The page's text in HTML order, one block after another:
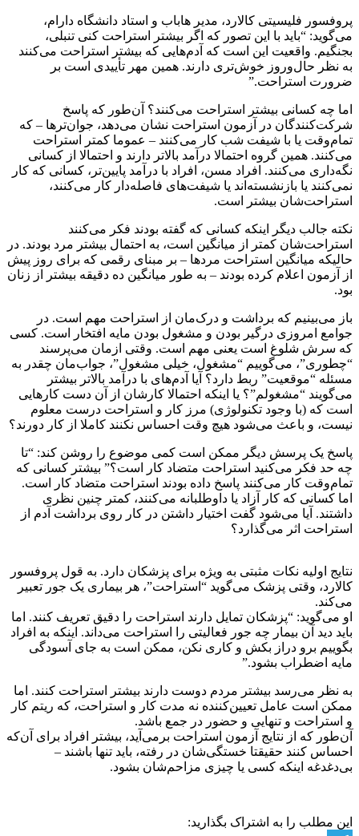
پروفسور فلیسیتی کالارد، مدیر هاباب و استاد دانشگاه دارام،
می‌گوید: “باید با این تصور که اگر بیشتر استراحت کنی تنبلی،
بجنگیم. واقعیت این است که آدم‌هایی که بیشتر استراحت می‌کنند
به نظر حال‌وروز خوش‌تری دارند. همین مهر تأییدی است بر
ضرورت استراحت.”
اما چه کسانی بیشتر استراحت می‌کنند؟ آن‌طور که پاسخ
شرکت‌کنندگان در آزمون استراحت نشان می‌دهد، جوان‌ترها – که
تمام‌وقت یا با شیفت شب کار می‌کنند – عموما کمتر استراحت
می‌کنند. همین گروه احتمالا درآمد بالاتر دارند و احتمالا از کسانی
نگه‌داری می‌کنند. افراد مسن، افراد با درآمد پایین‌تر، کسانی که کار
نمی‌کنند یا بازنشسته‌اند یا شیفت‌های فاصله‌دار کار می‌کنند،
استراحت‌شان بیشتر است.
نکته جالب دیگر اینکه کسانی که گفته بودند فکر می‌کنند
استراحت‌شان کمتر از میانگین است، به احتمال بیشتر مرد بودند. در
حالیکه میانگین استراحت مردها – بر مبنای رقمی که برای روز پیش
از آزمون اعلام کرده بودند – به طور میانگین ده دقیقه بیشتر از زنان
بود.
باز می‌بینیم که برداشت و درک‌مان از استراحت مهم است. در
جوامع امروزی درگیر بودن و مشغول بودن مایه افتخار است. کسی
که سرش شلوغ است یعنی مهم است. وقتی ازمان می‌پرسند
“چطوری”، می‌گوییم “مشغول، خیلی مشغول”، جواب‌مان چقدر به
مسئله “موقعیت” ربط دارد؟ آیا آدم‌های با درآمد بالاتر بیشتر
می‌گویند “مشغولم”؟ یا اینکه احتمالا کارشان از آن دست کارهایی
است که (با وجود تکنولوژی) مرز کار و استراحت درست معلوم
نیست، و باعث می‌شود هیچ وقت احساس نکنند کاملا از کار دورند؟
پاسخ یک پرسش دیگر ممکن است کمی موضوع را روشن کند: “تا
چه حد فکر می‌کنید استراحت متضاد کار است؟” بیشتر کسانی که
تمام‌وقت کار می‌کنند پاسخ داده بودند استراحت متضاد کار است.
اما کسانی که کار آزاد یا داوطلبانه می‌کنند، کمتر چنین نظری
داشتند. آیا می‌شود گفت اختیار داشتن در کار روی برداشت آدم از
استراحت اثر می‌گذارد؟
نتایج اولیه نکات مثبتی به ویژه برای پزشکان دارد. به قول پروفسور
کالارد، وقتی پزشک می‌گوید “استراحت”، هر بیماری یک جور تعبیر
می‌کند.
او می‌گوید: “پزشکان تمایل دارند استراحت را دقیق تعریف کنند. اما
باید دید آن بیمار چه جور فعالیتی را استراحت می‌داند. اینکه به افراد
بگوییم برو دراز بکش و کاری نکن، ممکن است به جای آسودگی
مایه اضطراب بشود.”
به نظر می‌رسد بیشتر مردم دوست دارند بیشتر استراحت کنند. اما
ممکن است عامل تعیین‌کننده نه مدت کار و استراحت، که ریتم کار
و استراحت و تنهایی و حضور در جمع باشد.
آن‌طور که از نتایج آزمون استراحت برمی‌آید، بیشتر افراد برای آن‌که
احساس کنند حقیقتا خستگی‌شان در رفته، باید تنها باشند –
بی‌دغدغه اینکه کسی یا چیزی مزاحم‌شان بشود.
این مطلب را به اشتراک بگذارید: